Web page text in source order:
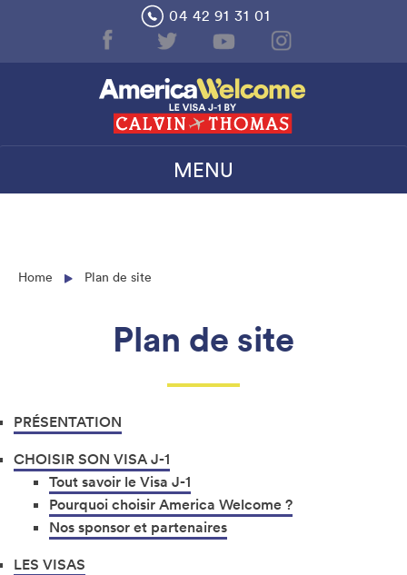
04 42 91 31 01
MENU
Home Plan de site
Plan de site
PRÉSENTATION
CHOISIR SON VISA J-1
Tout savoir le Visa J-1
Pourquoi choisir America Welcome ?
Nos sponsor et partenaires
LES VISAS